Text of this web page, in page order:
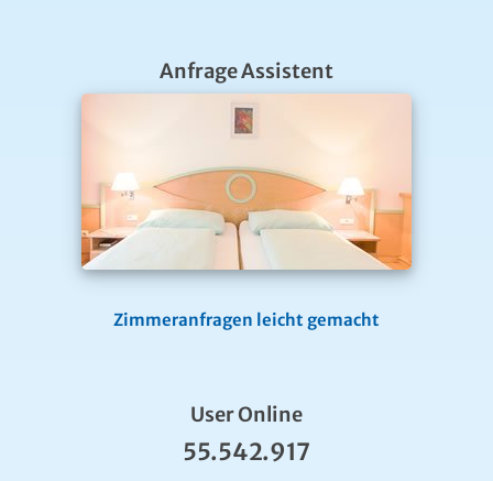
Anfrage Assistent
Zimmeranfragen leicht gemacht
User Online
55.542.917